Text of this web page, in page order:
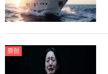
原创